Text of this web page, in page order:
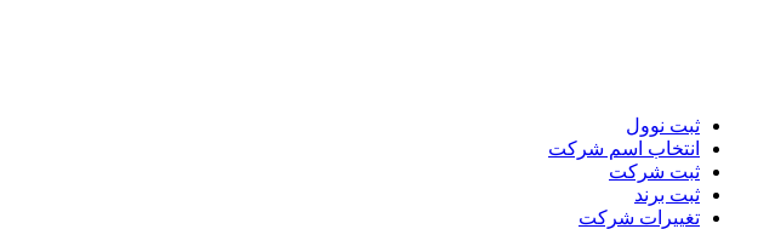
ثبت نوول
انتخاب اسم شرکت
ثبت شرکت
ثبت برند
تغییرات شرکت